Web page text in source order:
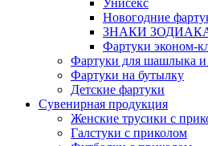
Унисекс
Новогодние
ЗНАКИ
Фартуки эконом-
Фартуки для шашлыка и
Фартуки на бутылку
Детские фартуки
Сувенирная продукция
Женские трусики с
Галстуки с приколом